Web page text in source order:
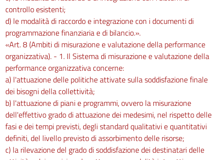
controllo esistenti;
d) le modalità di raccordo e integrazione con i documenti di
programmazione finanziaria e di bilancio.».
«Art. 8 (Ambiti di misurazione e valutazione della performance
organizzativa). - 1. Il Sistema di misurazione e valutazione della
performance organizzativa concerne:
a) l'attuazione delle politiche attivate sulla soddisfazione finale
dei bisogni della collettività;
b) l'attuazione di piani e programmi, ovvero la misurazione
dell'effettivo grado di attuazione dei medesimi, nel rispetto delle
fasi e dei tempi previsti, degli standard qualitativi e quantitativi
definiti, del livello previsto di assorbimento delle risorse;
c) la rilevazione del grado di soddisfazione dei destinatari delle